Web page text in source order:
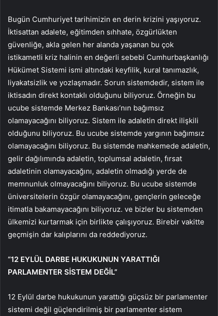
Bugün Cumhuriyet tarihimizin en derin krizini yaşıyoruz.
İktisattan adalete, eğitimden sıhhate, özgürlükten
güvenliğe, akla gelen her alanda yaşanan bu çok
istikametli kriz halinin en değerli sebebi Cumhurbaşkanlığı
Hükümet Sistemi ismi altındaki keyfilik, kural tanımazlık,
liyakatsizlik ve yozlaşmadır. Sorun sistemdedir, sistem ile
iktisadın direkt kontaklı olduğunu biliyoruz. Örneğin bu
ucube sistemde Merkez Bankası’nın bağımsız
olamayacağını biliyoruz. Sistem ile adaletin direkt ilişkili
olduğunu biliyoruz. Bu ucube sistemde yargının bağımsız
olamayacağını biliyoruz. Bu sistemde mahkemede adaletin,
gelir dağılımında adaletin, toplumsal adaletin, fırsat
adaletinin olamayacağını, adaletin olmadığı yerde de
memnunluk olmayacağını biliyoruz. Bu ucube sistemde
üniversitelerin özgür olamayacağını, gençlerin geleceğe
itimatla bakamayacağını biliyoruz. ve bizler bu sistemden
ülkemizi kurtarmak için birlikte çalışıyoruz. Birebir vakitte
geçmişin dar kalıplarını da reddediyoruz.
“12 EYLÜL DARBE HUKUKUNUN YARATTIĞI
PARLAMENTER SİSTEM DEĞİL”
12 Eylül darbe hukukunun yarattığı güçsüz bir parlamenter
sistemi değil güçlendirilmiş bir parlamenter sistem